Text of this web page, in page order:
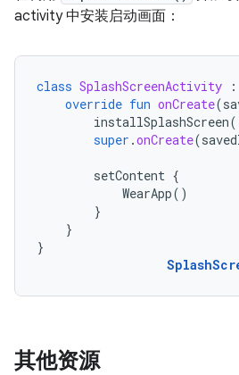
activity 中安装启动画面：
class SplashScreenActivity :
override fun onCreate(
installSplashScreen
super .onCreate(
setContent {
WearApp()
}
}
}
其他资源